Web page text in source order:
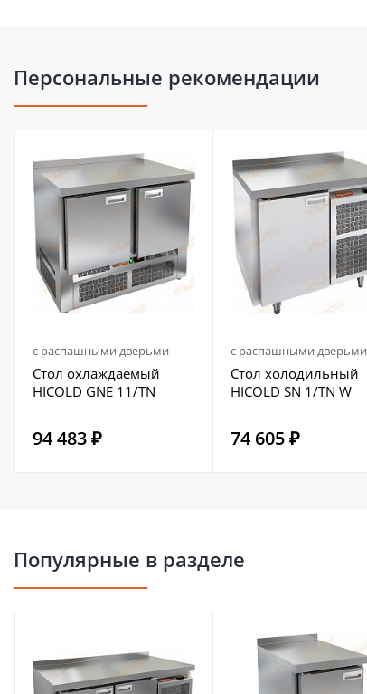
Персональные рекомендации
с распашными дверьми
Стол охлаждаемый
HICOLD GNE 11/TN
94 483 ₽
с распашными дверьми
Стол холодильный
HICOLD SN 1/TN W
74 605 ₽
Популярные в разделе